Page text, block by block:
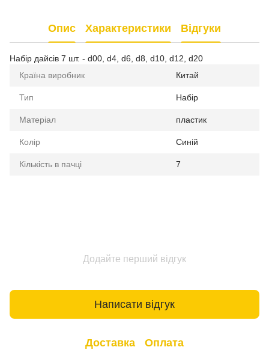
Опис Характеристики Відгуки
Набір дайсів 7 шт. - d00, d4, d6, d8, d10, d12, d20
Країна виробник
Китай
Тип Набір
Матеріал пластик
Колір Синій
Кількість в пачці 7
Додайте перший відгук
Написати відгук
Доставка Оплата